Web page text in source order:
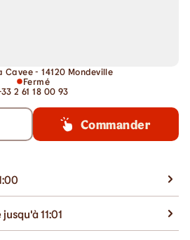
Cavee - 14120 Mondeville
Fermé
2 61 18 00 93
Commander
11:01